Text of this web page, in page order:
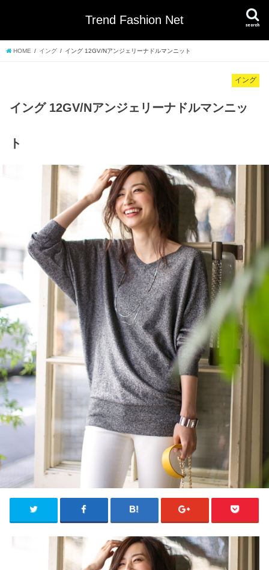
Trend Fashion Net search
HOME イング イング 12GV/Nアンジェリーナドルマンニット
イング
イング 12GV/Nアンジェリーナドルマンニッ
ト